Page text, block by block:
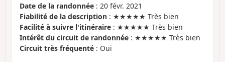
Date de la randonnée : 20 févr. 2021
Fiabilité de la description : ★★★★★ Très bien
Facilité à suivre l'itinéraire : ★★★★★ Très bien
Intérêt du circuit de randonnée : ★★★★★ Très bien
Circuit très fréquenté : Oui